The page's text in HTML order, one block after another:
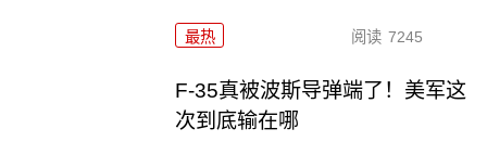
最热 阅读 7245
F-35真被波斯导弹端了！美军这
次到底输在哪